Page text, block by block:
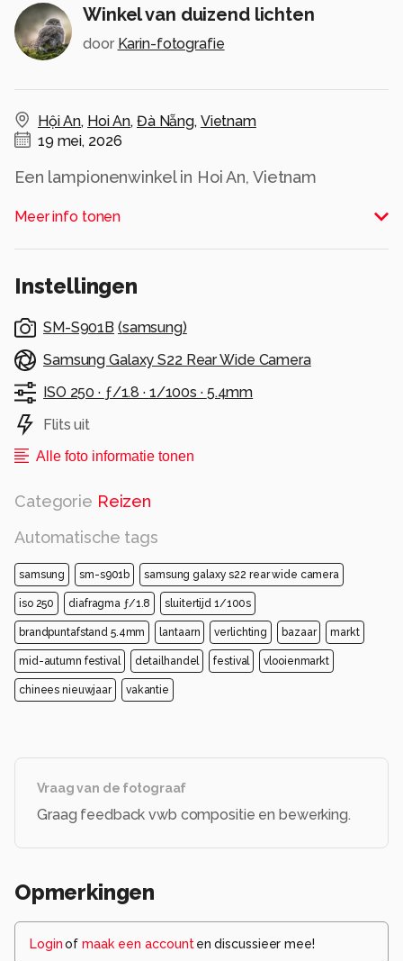
Winkel van duizend lichten
door Karin-fotografie
Hội An, Hoi An, Đà Nẵng, Vietnam
19 mei, 2026
Een lampionenwinkel in Hoi An, Vietnam
Alle rechten voorbehouden
Meer info tonen
Instellingen
SM-S901B (samsung)
Samsung Galaxy S22 Rear Wide Camera
ISO 250 · ƒ/1.8 · 1/100s · 5.4mm
Flits uit
Alle foto informatie tonen
Categorie Reizen
Automatische tags
samsung sm-s901b samsung galaxy s22 rear wide camera
iso 250 diafragma ƒ/1.8 sluitertijd 1/100s
brandpuntafstand 5.4mm lantaarn verlichting bazaar markt
mid-autumn festival detailhandel festival vlooienmarkt
chinees nieuwjaar vakantie
Vraag van de fotograaf
Graag feedback vwb compositie en bewerking.
Opmerkingen
Loginof maak een account en discussieer mee!